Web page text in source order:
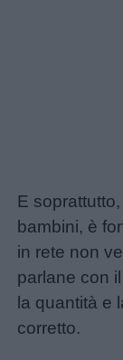
E
bambini, è
in rete non
parlane con
la quantità e
corretto.